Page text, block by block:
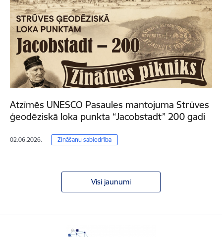
Atzīmēs UNESCO Pasaules mantojuma Strūves
ģeodēziskā loka punkta “Jacobstadt” 200 gadi
02.06.2026. Zināšanu sabiedrība
Visi jaunumi